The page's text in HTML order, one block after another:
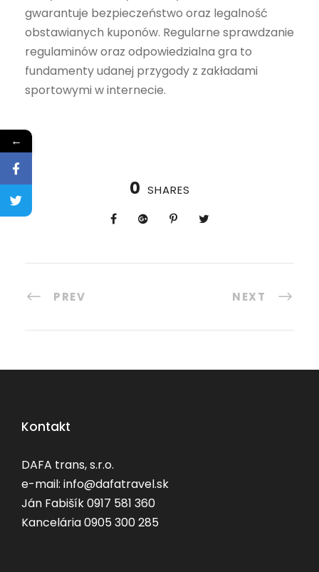
gwarantuje bezpieczeństwo oraz legalność
obstawianych kuponów. Regularne sprawdzanie
regulaminów oraz odpowiedzialna gra to
fundamenty udanej przygody z zakładami
sportowymi w internecie.
0 SHARES
PREV NEXT
Kontakt
DAFA trans, s.r.o.
e-mail: info@dafatravel.sk
Ján Fabišík 0917 581 360
Kancelária 0905 300 285
←